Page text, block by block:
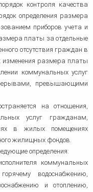
контроля качества
определения размера
приборов учета и
платы за отдельные
отсутствия граждан в
размера платы
коммунальных услуг
превышающими
на отношения,
услуг гражданам,
в жилых помещениях
жилищных фондов.
определения:
коммунальных
водоснабжению,
и отоплению,